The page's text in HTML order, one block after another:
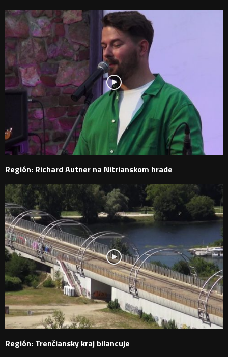
Región: Richard Autner na Nitrianskom hrade
Región: Trenčiansky kraj bilancuje